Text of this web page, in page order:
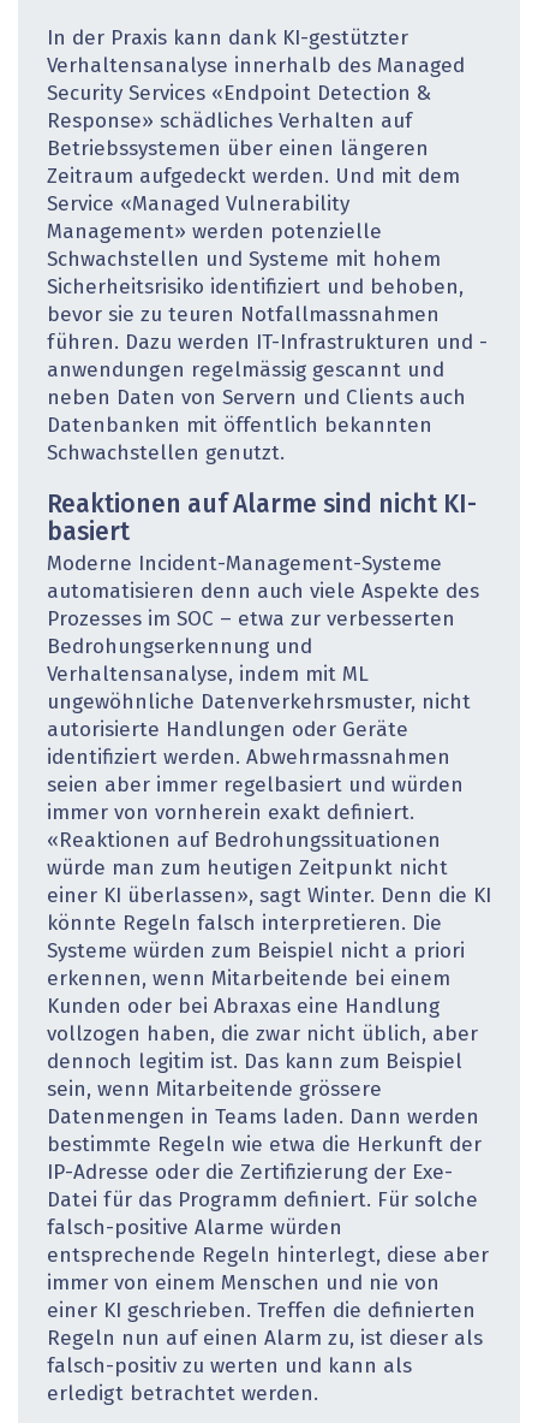
In der Praxis kann dank KI-gestützter
Verhaltensanalyse innerhalb des Managed
Security Services «Endpoint Detection &
Response» schädliches Verhalten auf
Betriebssystemen über einen längeren
Zeitraum aufgedeckt werden. Und mit dem
Service «Managed Vulnerability
Management» werden potenzielle
Schwachstellen und Systeme mit hohem
Sicherheitsrisiko identifiziert und behoben,
bevor sie zu teuren Notfallmassnahmen
führen. Dazu werden IT-Infrastrukturen und -
anwendungen regelmässig gescannt und
neben Daten von Servern und Clients auch
Datenbanken mit öffentlich bekannten
Schwachstellen genutzt.
Reaktionen auf Alarme sind nicht KI-
basiert
Moderne Incident-Management-Systeme
automatisieren denn auch viele Aspekte des
Prozesses im SOC – etwa zur verbesserten
Bedrohungserkennung und
Verhaltensanalyse, indem mit ML
ungewöhnliche Datenverkehrsmuster, nicht
autorisierte Handlungen oder Geräte
identifiziert werden. Abwehrmassnahmen
seien aber immer regelbasiert und würden
immer von vornherein exakt definiert.
«Reaktionen auf Bedrohungssituationen
würde man zum heutigen Zeitpunkt nicht
einer KI überlassen», sagt Winter. Denn die KI
könnte Regeln falsch interpretieren. Die
Systeme würden zum Beispiel nicht a priori
erkennen, wenn Mitarbeitende bei einem
Kunden oder bei Abraxas eine Handlung
vollzogen haben, die zwar nicht üblich, aber
dennoch legitim ist. Das kann zum Beispiel
sein, wenn Mitarbeitende grös­sere
Datenmengen in Teams laden. Dann werden
bestimmte Regeln wie etwa die Herkunft der
IP-Adresse oder die Zertifizierung der Exe-
Datei für das Programm definiert. Für solche
falsch-positive Alarme würden
entsprechende Regeln hinterlegt, diese aber
immer von einem Menschen und nie von
einer KI geschrieben. Treffen die definierten
Regeln nun auf einen Alarm zu, ist dieser als
falsch-positiv zu werten und kann als
erledigt betrachtet werden.